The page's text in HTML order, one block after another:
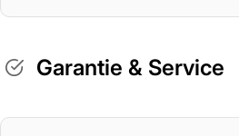
Garantie & Service